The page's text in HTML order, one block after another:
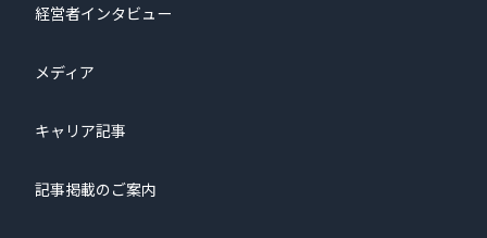
経営者インタビュー
メディア
キャリア記事
記事掲載のご案内